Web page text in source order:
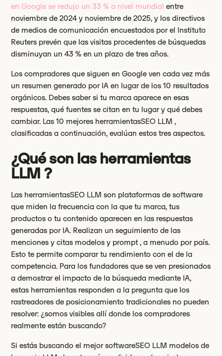
en Google se redujo un 33 % a nivel mundial entre
noviembre de 2024 y noviembre de 2025, y los directivos
de medios de comunicación encuestados por el Instituto
Reuters prevén que las visitas procedentes de búsquedas
disminuyan un 43 % en un plazo de tres años.
Los compradores que siguen en Google ven cada vez más
un resumen generado por IA en lugar de los 10 resultados
orgánicos. Debes saber si tu marca aparece en esas
respuestas, qué fuentes se citan en tu lugar y qué debes
cambiar. Las 10 mejores herramientasSEO LLM ,
clasificadas a continuación, evalúan estos tres aspectos.
¿Qué son las herramientas
LLM ?
Las herramientasSEO LLM son plataformas de software
que miden la frecuencia con la que tu marca, tus
productos o tu contenido aparecen en las respuestas
generadas por IA. Realizan un seguimiento de las
menciones y citas modelos y prompt , a menudo por país.
Esto te permite comparar tu rendimiento con el de la
competencia. Para los fundadores que se ven presionados
a demostrar el impacto de la búsqueda mediante IA,
estas herramientas responden a la pregunta que los
rastreadores de posicionamiento tradicionales no pueden
resolver: ¿somos visibles allí donde los compradores
realmente están buscando?
Si estás buscando el mejor softwareSEO LLM modelos de